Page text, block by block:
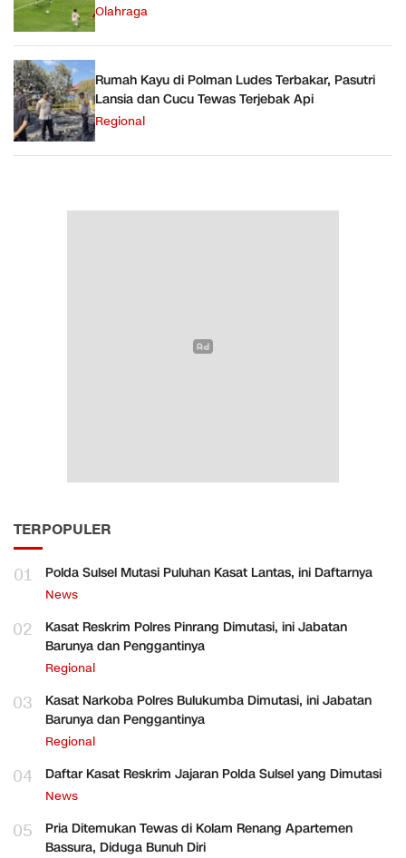
Olahraga
Rumah Kayu di Polman Ludes Terbakar, Pasutri
Lansia dan Cucu Tewas Terjebak Api
Regional
TERPOPULER
01 Polda Sulsel Mutasi Puluhan Kasat Lantas, ini Daftarnya
News
02
Kasat Reskrim Polres Pinrang Dimutasi, ini Jabatan
Barunya dan Penggantinya
Regional
03
Kasat Narkoba Polres Bulukumba Dimutasi, ini Jabatan
Barunya dan Penggantinya
Regional
04 Daftar Kasat Reskrim Jajaran Polda Sulsel yang Dimutasi
News
05
Pria Ditemukan Tewas di Kolam Renang Apartemen
Bassura, Diduga Bunuh Diri